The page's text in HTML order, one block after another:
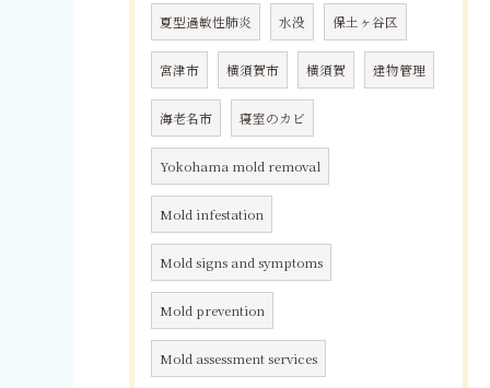
夏型過敏性肺炎 水没 保土ヶ谷区
宮津市 横須賀市 横須賀 建物管理
海老名市 寝室のカビ
Yokohama mold removal
Mold infestation
Mold signs and symptoms
Mold prevention
Mold assessment services